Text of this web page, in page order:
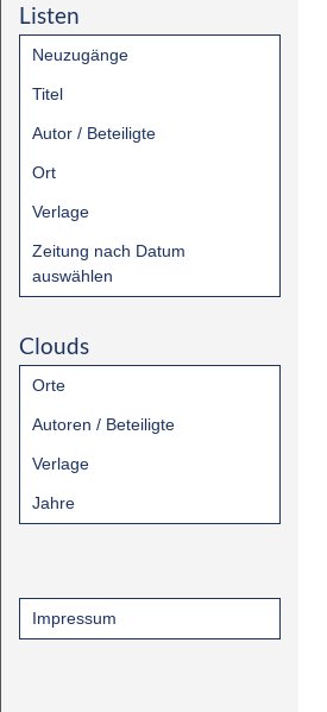
Listen
Neuzugänge
Titel
Autor / Beteiligte
Ort
Verlage
Zeitung nach Datum
auswählen
Clouds
Orte
Autoren / Beteiligte
Verlage
Jahre
Impressum